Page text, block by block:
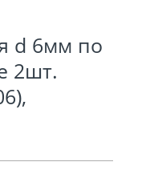
d 6мм по
2шт.